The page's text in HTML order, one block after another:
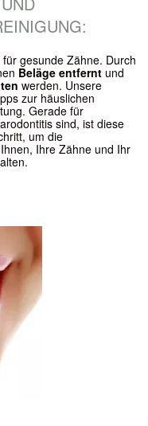
gesunde Zähne. Durch
Beläge entfernt und
werden. Unsere
zur häuslichen
Gerade für
sind, ist diese
um die
Ihre Zähne und Ihr